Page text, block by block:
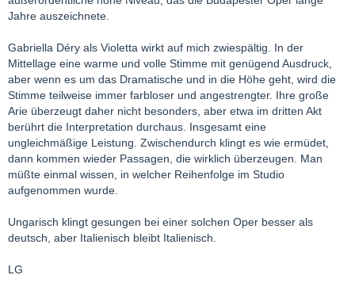
Jahre auszeichnete.
Gabriella Déry als Violetta wirkt auf mich zwiespältig. In der
Mittellage eine warme und volle Stimme mit genügend Ausdruck,
aber wenn es um das Dramatische und in die Höhe geht, wird die
Stimme teilweise immer farbloser und angestrengter. Ihre große
Arie überzeugt daher nicht besonders, aber etwa im dritten Akt
berührt die Interpretation durchaus. Insgesamt eine
ungleichmäßige Leistung. Zwischendurch klingt es wie ermüdet,
dann kommen wieder Passagen, die wirklich überzeugen. Man
müßte einmal wissen, in welcher Reihenfolge im Studio
aufgenommen wurde.
Ungarisch klingt gesungen bei einer solchen Oper besser als
deutsch, aber Italienisch bleibt Italienisch.
LG